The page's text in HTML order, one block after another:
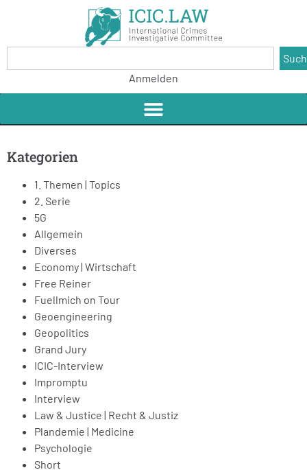
Anmelden
Kategorien
1. Themen | Topics
2. Serie
5G
Allgemein
Diverses
Economy | Wirtschaft
Free Reiner
Fuellmich on Tour
Geoengineering
Geopolitics
Grand Jury
ICIC-Interview
Impromptu
Interview
Law & Justice | Recht & Justiz
Plandemie | Medicine
Psychologie
Short